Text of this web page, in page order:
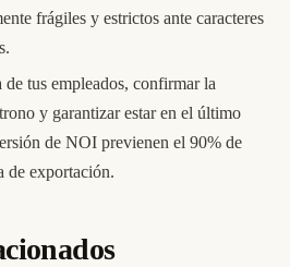
frágiles y estrictos ante caracteres
tus empleados, confirmar la
y garantizar estar en el último
de NOI previenen el 90% de
de exportación.